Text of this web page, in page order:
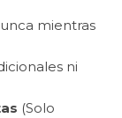
mientras
ni
(Solo